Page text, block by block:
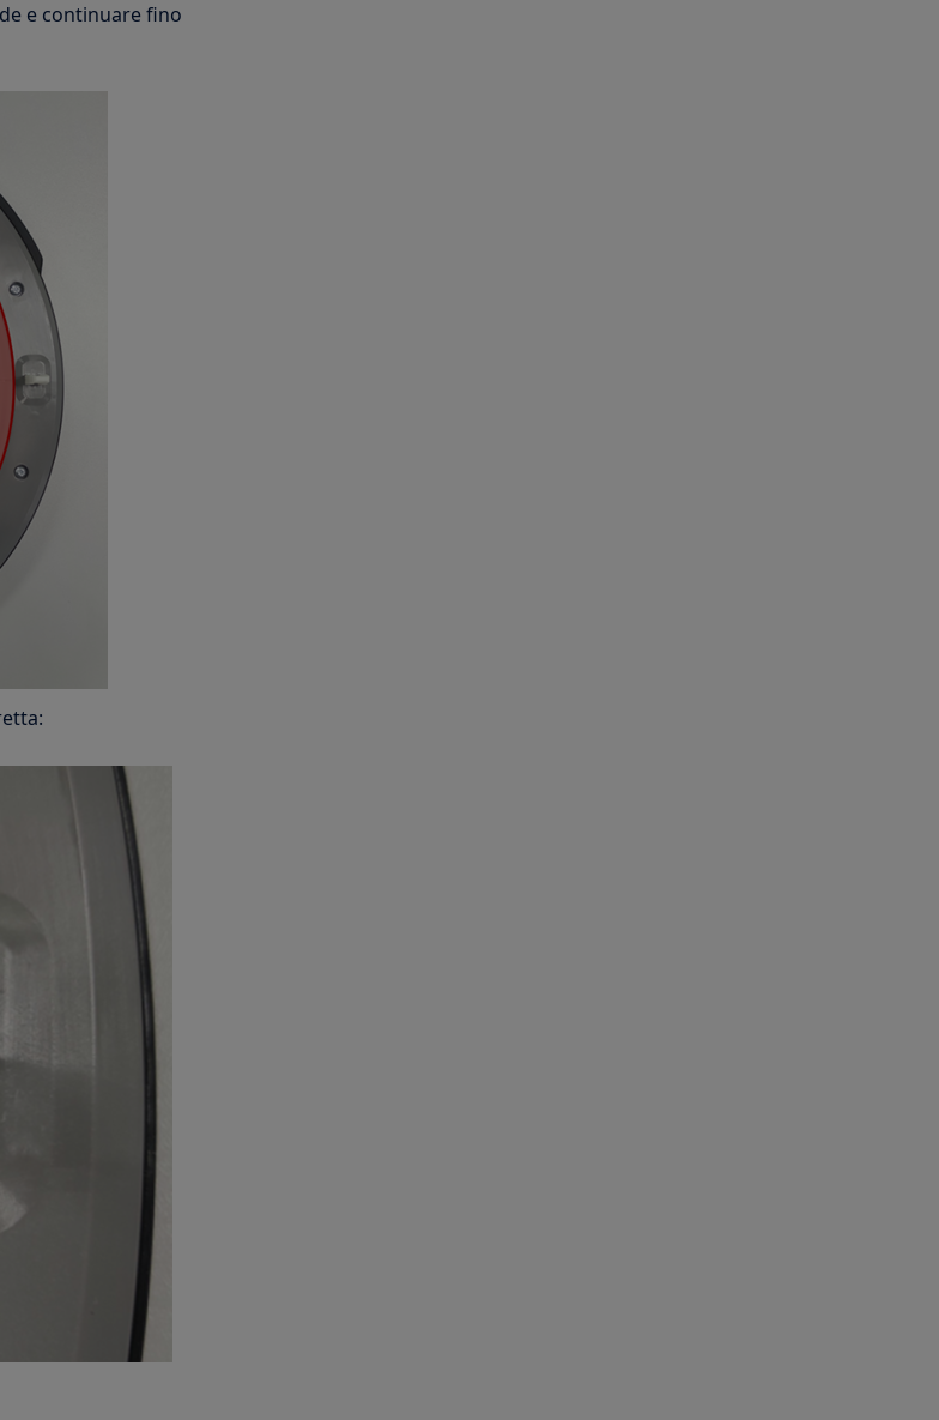
e continuare fino